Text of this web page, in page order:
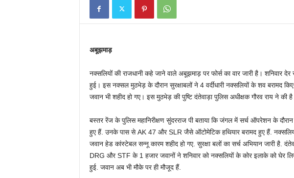
n
अबूझमाड़
नक्सलियों की राजधानी कहे जाने वाले अबूझमाड़ पर फोर्स का वार जारी है। शनिवार
हुई। इस नक्सल मुठभेड़ के दौरान सुरक्षाबलों ने 4 वर्दीधारी नक्सलियों के शव बरामद
जवान भी शहीद हो गए। इस मुठभेड़ की पुष्टि दंतेवाड़ा पुलिस अधीक्षक गौरव राय ने की
बस्तर रेंज के पुलिस महानिरीक्षण सुंदरराज पी बताया कि जंगल में सर्च ऑपरेशन के
हुए हैं. उनके पास से AK 47 और SLR जैसे ऑटोमेटिक हथियार बरामद हुए हैं.
जवान हेड कांस्टेबल सन्नू कारम शहीद हो गए. सुरक्षा बलों का सर्च अभियान जारी है.
DRG और STF के 1 हजार जवानों ने शनिवार को नक्सलियों के कोर इलाके को घेर
हुई. जवान अब भी मौके पर ही मौजूद हैं.